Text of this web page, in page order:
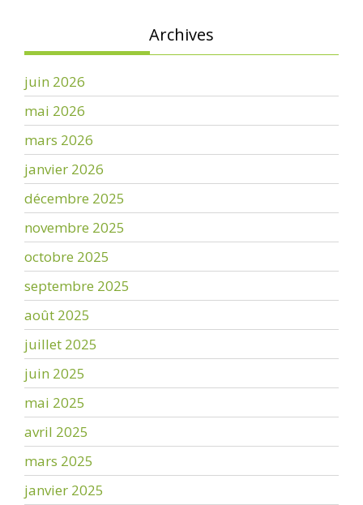
Archives
juin 2026
mai 2026
mars 2026
janvier 2026
décembre 2025
novembre 2025
octobre 2025
septembre 2025
août 2025
juillet 2025
juin 2025
mai 2025
avril 2025
mars 2025
janvier 2025